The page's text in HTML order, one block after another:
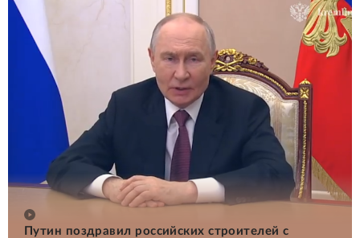
Путин поздравил российских строителей с